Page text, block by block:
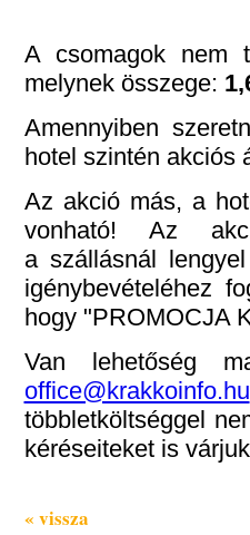
A csomagok nem
melynek összege:
Amennyiben
hotel szintén akciós
Az akció más, a
vonható! Az
a szállásnál
igénybevételéhez
hogy "PROMOCJA
Van lehetőség
office@krakkoinfo.hu
többletköltséggel
kéréseiteket is
« vissza